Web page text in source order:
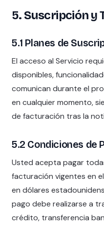
5. Suscripción y
5.1 Planes de
El acceso al Servicio
disponibles,
comunican durante el
en cualquier momento,
de facturación tras la
5.2 Condiciones de
Usted acepta pagar
facturación vigentes en
en dólares
pago debe realizarse a
crédito, transferencia